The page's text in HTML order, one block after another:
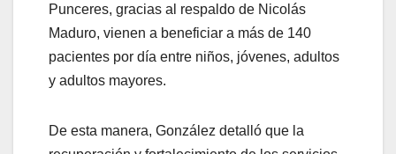
Punceres, gracias al respaldo de Nicolás
Maduro, vienen a beneficiar a más de 140
pacientes por día entre niños, jóvenes, adultos
y adultos mayores.
De esta manera, González detalló que la